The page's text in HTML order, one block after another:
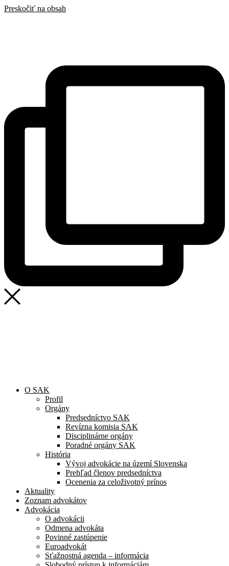
Preskočiť na obsah
O SAK
Profil
Orgány
Predsedníctvo SAK
Revízna komisia SAK
Disciplinárne orgány
Poradné orgány SAK
História
Vývoj advokácie na území Slovenska
Prehľad členov predsedníctva
Ocenenia za celoživotný prínos
Aktuality
Zoznam advokátov
Advokácia
O advokácii
Odmena advokáta
Povinné zastúpenie
Euroadvokát
Sťažnostná agenda – informácia